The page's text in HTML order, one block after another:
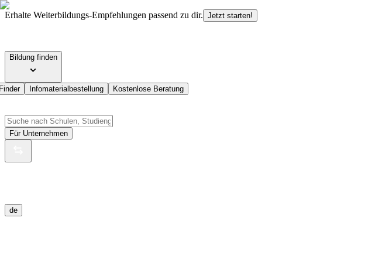
Erhalte Weiterbildungs-Empfehlungen passend zu dir. Jetzt starten!
Bildung finden
Infomaterialbestellung Kostenlose Beratung
Für Unternehmen
de